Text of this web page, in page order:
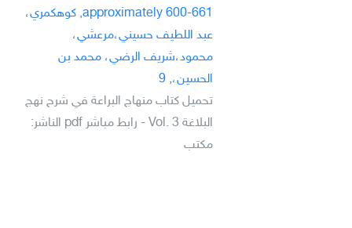
approximately 600-661, كوهكمري،
عبد اللطيف حسيني،مرعشي،
محمود،شريف الرضي، محمد بن
الحسين،, 9
تحميل كتاب منهاج البراعة في شرح نهج
البلاغة Vol. 3 - رابط مباشر pdf الناشر:
مكتب